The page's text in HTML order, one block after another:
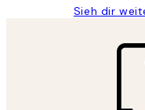
Sieh dir